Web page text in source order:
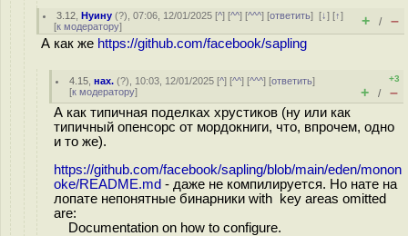
3.12 ,Нуину (?), 07:06, 12/01/2025 [^] [^^] [^^^] [ответить][↓] [↑]
[к модератору] + / –
А как же https://github.com/facebook/sapling
4.15 ,нах. (?), 10:03, 12/01/2025 [^] [^^] [^^^] [ответить]
[к модератору]
+3
+ / –
А как типичная поделках хрустиков (ну или как
типичный опенсорс от мордокниги, что, впрочем, одно
и то же).
https://github.com/facebook/sapling/blob/main/eden/monon
oke/README.md - даже не компилируется. Но нате на
лопате непонятные бинарники with key areas omitted
are:
Documentation on how to configure.